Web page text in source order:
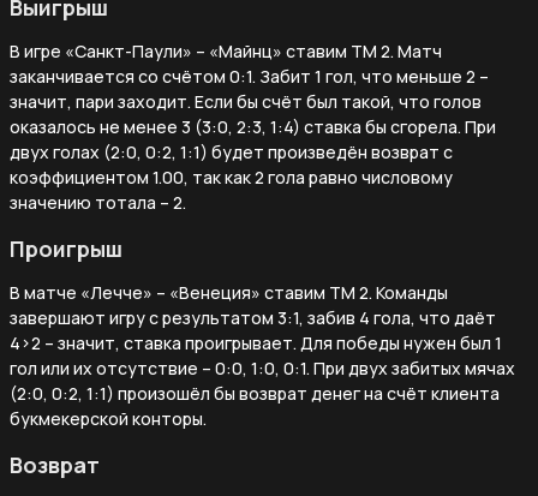
Выигрыш
В игре «Санкт-Паули» – «Майнц» ставим ТМ 2. Матч
заканчивается со счётом 0:1. Забит 1 гол, что меньше 2 –
значит, пари заходит. Если бы счёт был такой, что голов
оказалось не менее 3 (3:0, 2:3, 1:4) ставка бы сгорела. При
двух голах (2:0, 0:2, 1:1) будет произведён возврат с
коэффициентом 1.00, так как 2 гола равно числовому
значению тотала – 2.
Проигрыш
В матче «Лечче» – «Венеция» ставим ТМ 2. Команды
завершают игру с результатом 3:1, забив 4 гола, что даёт
4>2 – значит, ставка проигрывает. Для победы нужен был 1
гол или их отсутствие – 0:0, 1:0, 0:1. При двух забитых мячах
(2:0, 0:2, 1:1) произошёл бы возврат денег на счёт клиента
букмекерской конторы.
Возврат